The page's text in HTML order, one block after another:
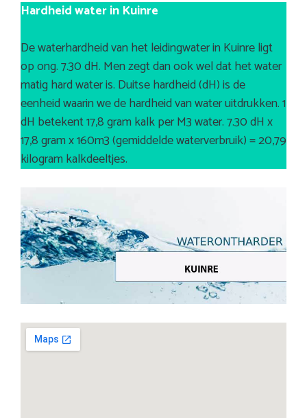
Hardheid water in Kuinre
De waterhardheid van het leidingwater in Kuinre ligt
op ong. 7.30 dH. Men zegt dan ook wel dat het water
matig hard water is. Duitse hardheid (dH) is de
eenheid waarin we de hardheid van water uitdrukken. 1
dH betekent 17,8 gram kalk per M3 water. 7.30 dH x
17,8 gram x 160m3 (gemiddelde waterverbruik) = 20,79
kilogram kalkdeeltjes.